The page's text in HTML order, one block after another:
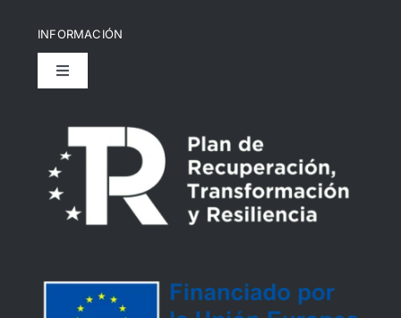
INFORMACIÓN
Toggle
Declaración de Accesibilidad
Política de cookies (UE)